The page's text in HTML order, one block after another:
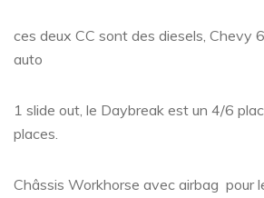
ces deux CC sont des diesels, Chevy
auto
1 slide out, le Daybreak est un 4/6
places.
Châssis Workhorse avec airbag pour